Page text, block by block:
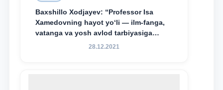
Baxshillo Xodjayev: “Professor Isa
Xamedovning hayot yo‘li — ilm-fanga,
vatanga va yosh avlod tarbiyasiga
sodiqlikning oliy namunasidir”.
28.12.2021